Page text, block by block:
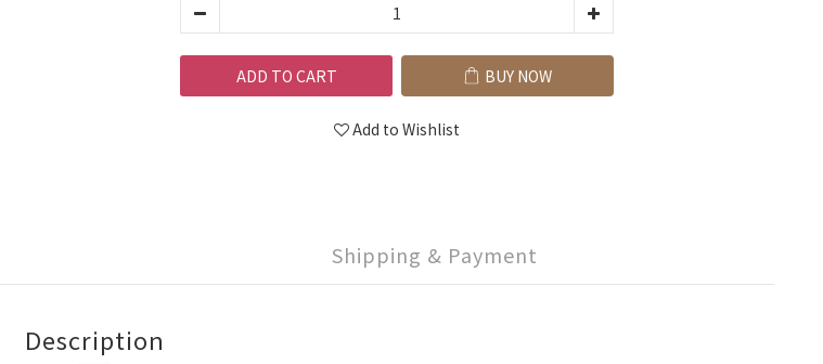
ADD TO CART BUY NOW
Add to Wishlist
Shipping & Payment
Description